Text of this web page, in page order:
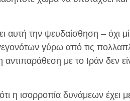
αυτή την ψευδαίσθηση – όχι
γύρω από τις
με το Ιράν δεν
η ισορροπία δυνάμεων έχει